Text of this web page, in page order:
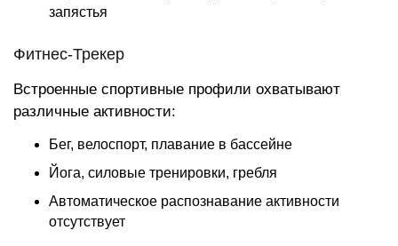
запястья
Фитнес-Трекер
Встроенные спортивные профили охватывают
различные активности:
Бег, велоспорт, плавание в бассейне
Йога, силовые тренировки, гребля
Автоматическое распознавание активности
отсутствует